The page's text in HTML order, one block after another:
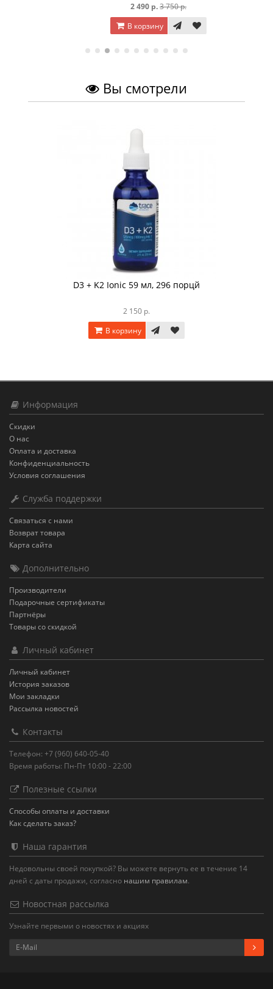
2 490 р. 3 750 р.
В корзину
Вы смотрели
D3 + K2 Ionic 59 мл, 296 порцй
2 150 р.
В корзину
Информация
Скидки
О нас
Оплата и доставка
Конфиденциальность
Условия соглашения
Служба поддержки
Связаться с нами
Возврат товара
Карта сайта
Дополнительно
Производители
Подарочные сертификаты
Партнёры
Товары со скидкой
Личный кабинет
Личный кабинет
История заказов
Мои закладки
Рассылка новостей
Контакты
Телефон: +7 (960) 640-05-40
Время работы: Пн-Пт 10:00 - 22:00
Полезные ссылки
Способы оплаты и доставки
Как сделать заказ?
Наша гарантия
Недовольны своей покупкой? Вы можете вернуть ее в течение 14
дней с даты продажи, согласно нашим правилам.
Новостная рассылка
Узнайте первыми о новостях и акциях